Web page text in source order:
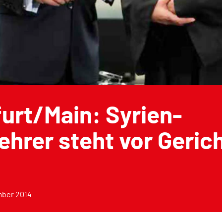
Main: Syrien-
steht vor
2014